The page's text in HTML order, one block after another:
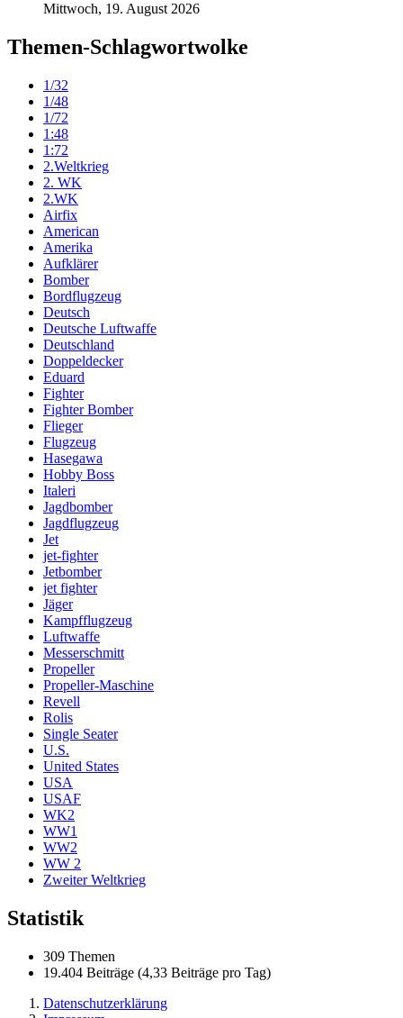
Mittwoch, 19. August 2026
Themen-Schlagwortwolke
1/32
1/48
1/72
1:48
1:72
2.Weltkrieg
2. WK
2.WK
Airfix
American
Amerika
Aufklärer
Bomber
Bordflugzeug
Deutsch
Deutsche Luftwaffe
Deutschland
Doppeldecker
Eduard
Fighter
Fighter Bomber
Flieger
Flugzeug
Hasegawa
Hobby Boss
Italeri
Jagdbomber
Jagdflugzeug
Jet
jet-fighter
Jetbomber
jet fighter
Jäger
Kampfflugzeug
Luftwaffe
Messerschmitt
Propeller
Propeller-Maschine
Revell
Rolis
Single Seater
U.S.
United States
USA
USAF
WK2
WW1
WW2
WW 2
Zweiter Weltkrieg
Statistik
309 Themen
19.404 Beiträge (4,33 Beiträge pro Tag)
Datenschutzerklärung